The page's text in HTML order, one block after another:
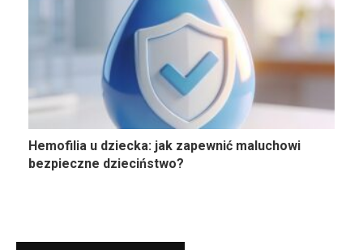
Hemofilia u dziecka: jak zapewnić maluchowi
bezpieczne dzieciństwo?